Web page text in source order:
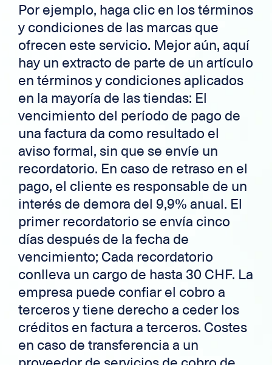
Por ejemplo, haga clic en los términos
y condiciones de las marcas que
ofrecen este servicio. Mejor aún, aquí
hay un extracto de parte de un artículo
en términos y condiciones aplicados
en la mayoría de las tiendas: El
vencimiento del período de pago de
una factura da como resultado el
aviso formal, sin que se envíe un
recordatorio. En caso de retraso en el
pago, el cliente es responsable de un
interés de demora del 9,9% anual. El
primer recordatorio se envía cinco
días después de la fecha de
vencimiento; Cada recordatorio
conlleva un cargo de hasta 30 CHF. La
empresa puede confiar el cobro a
terceros y tiene derecho a ceder los
créditos en factura a terceros. Costes
en caso de transferencia a un